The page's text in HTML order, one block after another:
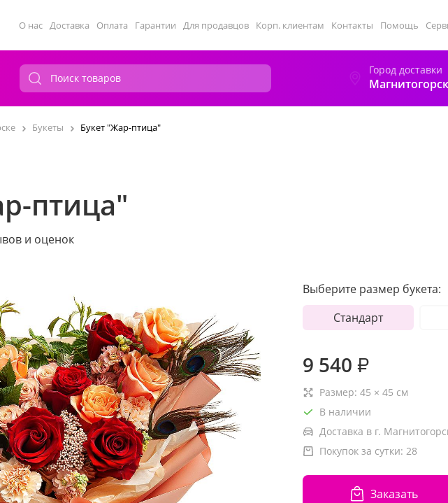
О нас Доставка Оплата Гарантии Для продавцов Корп. клиентам Контакты Помощь
Город доставки
Магнитогорск
Букеты Букет "Жар-птица"
птица"
и оценок
Выберите размер букета:
Стандарт
9 540 ₽
Размер: 45 × 45 см
В наличии
Доставка в г.
Покупок за сутки: 28
Заказать